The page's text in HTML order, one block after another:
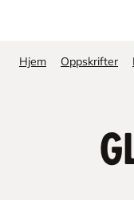
Hjem Oppskrifter